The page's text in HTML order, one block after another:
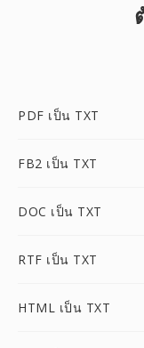
PDF เป็น TXT
FB2 เป็น TXT
DOC เป็น TXT
RTF เป็น TXT
HTML เป็น TXT